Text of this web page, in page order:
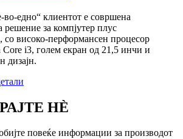
во-едно“ клиентот е совршена
решение за компјутер плус
со високо-перформансен процесор
Core i3, голем екран од 21,5 инчи и
дизајн.
НÈ
повеќе информации за производот